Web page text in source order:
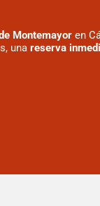
Montemayor en
una reserva